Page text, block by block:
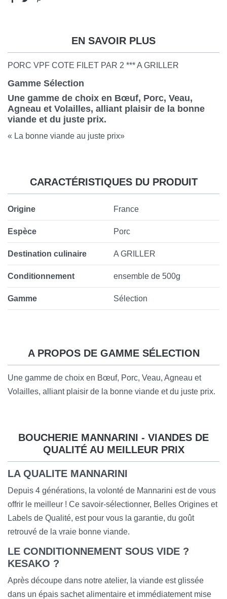
EN SAVOIR PLUS
PORC VPF COTE FILET PAR 2 *** A GRILLER
Gamme Sélection
Une gamme de choix en Bœuf, Porc, Veau,
Agneau et Volailles, alliant plaisir de la bonne
viande et du juste prix.
« La bonne viande au juste prix»
CARACTÉRISTIQUES DU PRODUIT
Origine France
Espèce Porc
Destination culinaire A GRILLER
Conditionnement ensemble de 500g
Gamme Sélection
A PROPOS DE GAMME SÉLECTION
Une gamme de choix en Bœuf, Porc, Veau, Agneau et
Volailles, alliant plaisir de la bonne viande et du juste prix.
BOUCHERIE MANNARINI - VIANDES DE
QUALITÉ AU MEILLEUR PRIX
LA QUALITE MANNARINI
Depuis 4 générations, la volonté de Mannarini est de vous
offrir le meilleur ! Ce savoir-sélectionner, Belles Origines et
Labels de Qualité, est pour vous la garantie, du goût
retrouvé de la vraie bonne viande.
LE CONDITIONNEMENT SOUS VIDE ?
KESAKO ?
Après découpe dans notre atelier, la viande est glissée
dans un épais sachet alimentaire et immédiatement mise